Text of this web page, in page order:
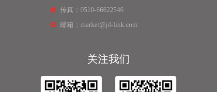
传真：0510-66622546
邮箱：market@jd-link.com
关注我们